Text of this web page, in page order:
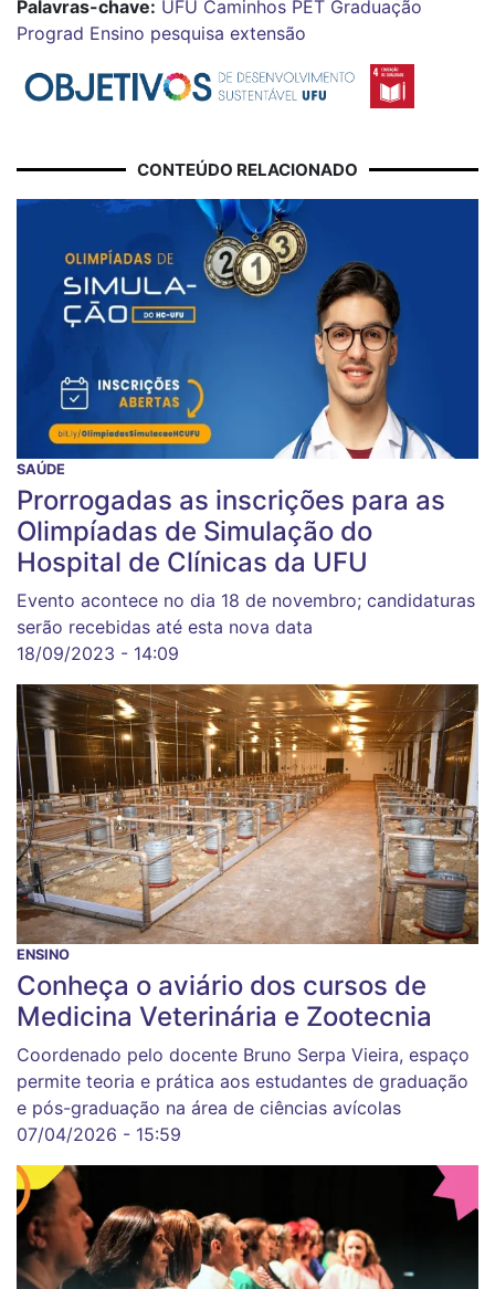
Palavras-chave: UFU Caminhos PET Graduação
Prograd Ensino pesquisa extensão
CONTEÚDO RELACIONADO
SAÚDE
Prorrogadas as inscrições para as
Olimpíadas de Simulação do
Hospital de Clínicas da UFU
Evento acontece no dia 18 de novembro; candidaturas
serão recebidas até esta nova data
18/09/2023 - 14:09
ENSINO
Conheça o aviário dos cursos de
Medicina Veterinária e Zootecnia
Coordenado pelo docente Bruno Serpa Vieira, espaço
permite teoria e prática aos estudantes de graduação
e pós-graduação na área de ciências avícolas
07/04/2026 - 15:59